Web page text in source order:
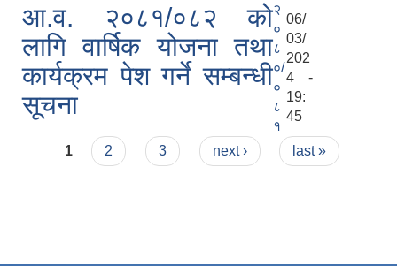
आ.व. २०८१/०८२ को
लागि वार्षिक योजना तथा
कार्यक्रम पेश गर्ने सम्बन्धी
सूचना
२
०
८
०/
०
८
१
06/
03/
202
4 -
19:
45
Pages
1 2 3 next › last »